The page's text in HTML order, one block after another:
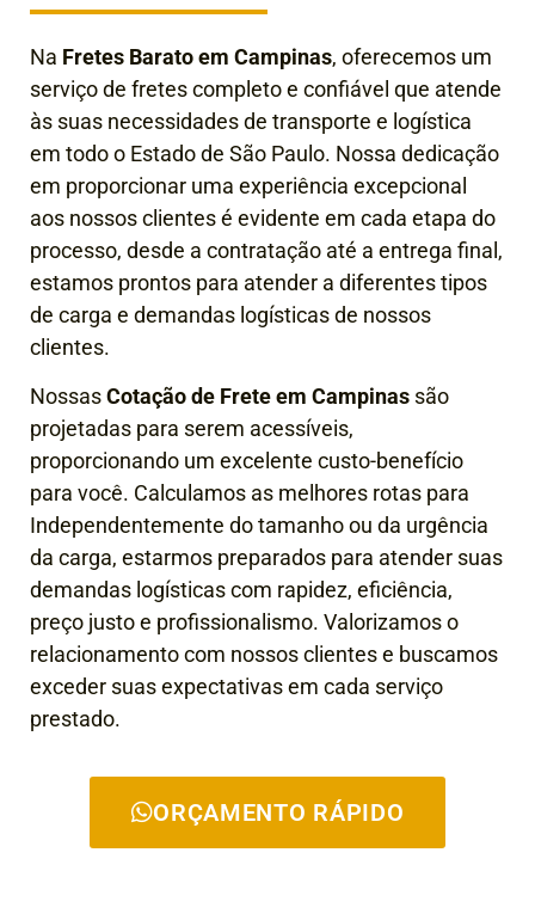
Na Fretes Barato em Campinas, oferecemos um
serviço de fretes completo e confiável que atende
às suas necessidades de transporte e logística
em todo o Estado de São Paulo. Nossa dedicação
em proporcionar uma experiência excepcional
aos nossos clientes é evidente em cada etapa do
processo, desde a contratação até a entrega final ,
estamos prontos para atender a diferentes tipos
de carga e demandas logísticas de nossos
clientes.
NossasCotação de Frete em Campinas são
projetadas para serem acessíveis,
proporcionando um excelente custo-benefício
para você. Calculamos as melhores rotas para
Independentemente do tamanho ou da urgência
da carga, estarmos preparados para atender suas
demandas logísticas com rapidez, eficiência,
preço justo e profissionalismo. Valorizamos o
relacionamento com nossos clientes e buscamos
exceder suas expectativas em cada serviço
prestado.
ORÇAMENTO RÁPIDO